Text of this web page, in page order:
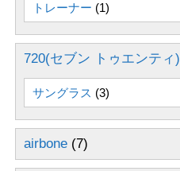
トレーナー (1)
720(セブン トゥエンティ)
サングラス (3)
airbone (7)